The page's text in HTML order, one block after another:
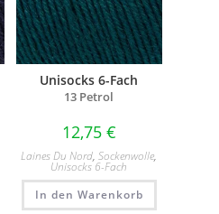
Unisocks 6-Fach
13 Petrol​
12,75 €
Laines Du Nord,Sockenwolle,
Unisocks 6-Fach
In den Warenkorb